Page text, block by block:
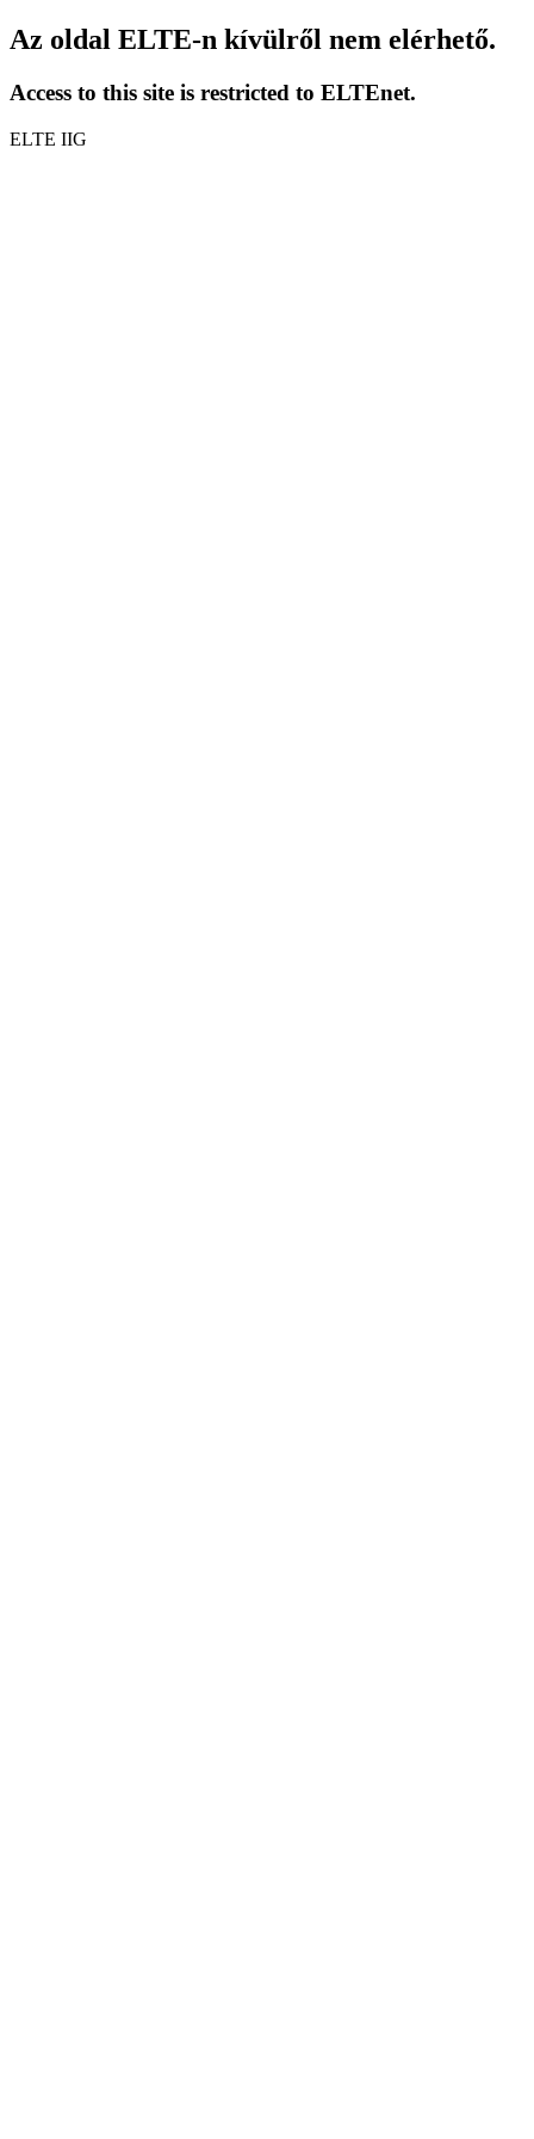
Az oldal ELTE-n kívülről nem elérhető.
Access to this site is restricted to ELTEnet.
ELTE IIG